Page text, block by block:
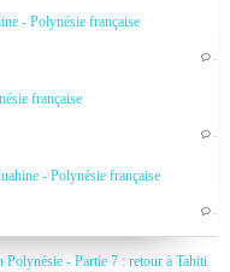
- Polynésie française
…
française
…
- Polynésie française
…
Polynésie - Partie 7 : retour à Tahiti